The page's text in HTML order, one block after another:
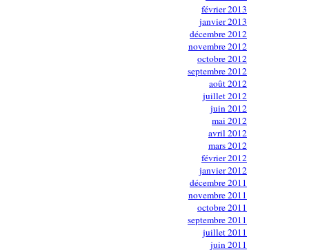
février 2013
janvier 2013
décembre 2012
novembre 2012
octobre 2012
septembre 2012
août 2012
juillet 2012
juin 2012
mai 2012
avril 2012
mars 2012
février 2012
janvier 2012
décembre 2011
novembre 2011
octobre 2011
septembre 2011
juillet 2011
juin 2011